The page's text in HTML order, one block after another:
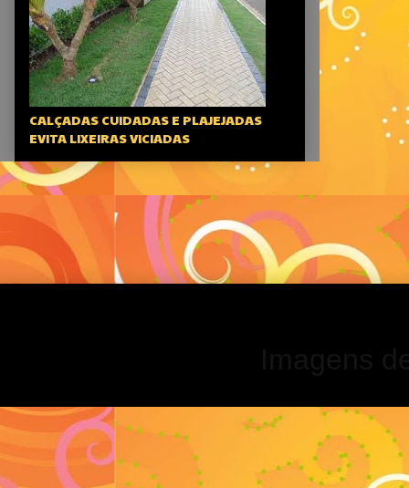
CALÇADAS CUIDADAS E PLAJEJADAS
EVITA LIXEIRAS VICIADAS